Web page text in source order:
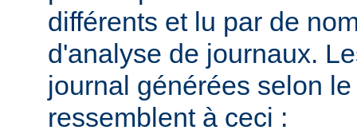
différents et lu par de
d'analyse de journaux.
journal générées selon
ressemblent à ceci :